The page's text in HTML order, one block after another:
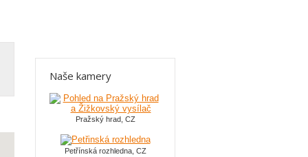
Naše kamery
Pražský hrad, CZ
Petřínská rozhledna, CZ